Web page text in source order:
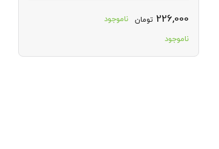
226,000 تومان
ناموجود
ناموجود